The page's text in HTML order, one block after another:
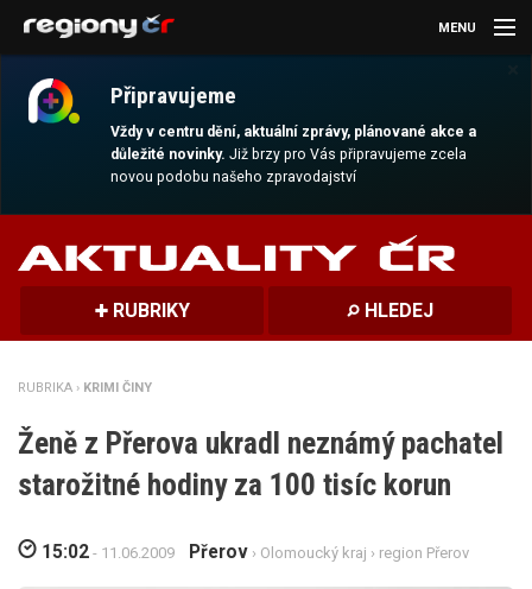
Připravujeme
Vždy v centru dění, aktuální zprávy, plánované akce a
důležité novinky.Již brzy pro Vás připravujeme zcela
novou podobu našeho zpravodajství
MENU
AKTUALITY
MAGAZÍN
DALŠÍ
REGION
RUBRIKY HLEDEJ
RUBRIKA › KRIMI ČINY
Ženě z Přerova ukradl neznámý pachatel
starožitné hodiny za 100 tisíc korun
15:02 - 11.06.2009 Přerov › Olomoucký kraj › region Přerov